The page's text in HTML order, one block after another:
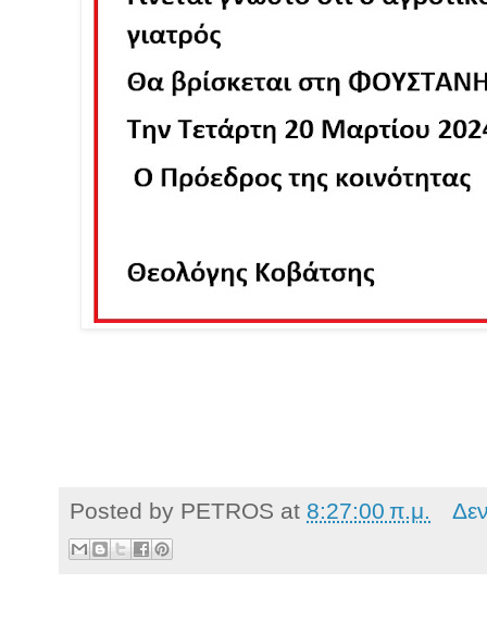
Posted by PETROS at 8:27:00 π.μ.